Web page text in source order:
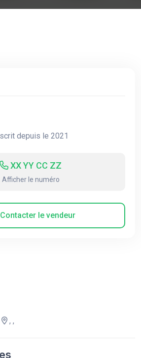
depuis le 2021
XX YY CC ZZ
Afficher le numéro
Contacter le vendeur
, ,